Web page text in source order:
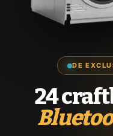
DE
24